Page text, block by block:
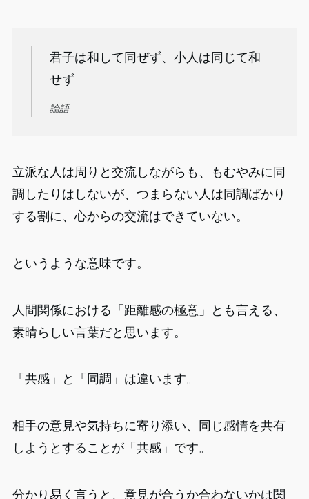
君子は和して同ぜず、小人は同じて和
せず
論語
立派な人は周りと交流しながらも、もむやみに同
調したりはしないが、つまらない人は同調ばかり
する割に、心からの交流はできていない。
というような意味です。
人間関係における「距離感の極意」とも言える、
素晴らしい言葉だと思います。
「共感」と「同調」は違います。
相手の意見や気持ちに寄り添い、同じ感情を共有
しようとすることが「共感」です。
分かり易く言うと、意見が合うか合わないかは関